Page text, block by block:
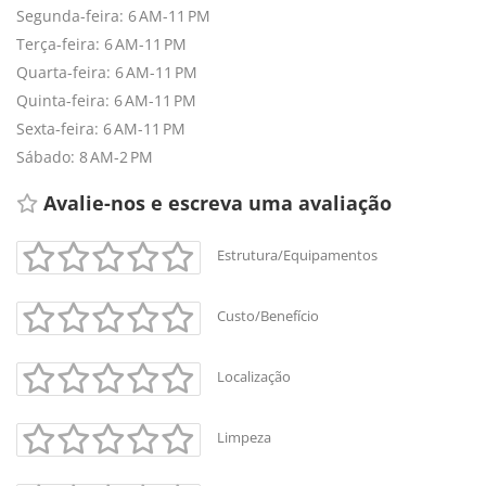
+-
Leaflet
Segunda-feira: 6 AM-11 PM
Terça-feira: 6 AM-11 PM
Quarta-feira: 6 AM-11 PM
Quinta-feira: 6 AM-11 PM
Sexta-feira: 6 AM-11 PM
Sábado: 8 AM-2 PM
Avalie-nos e escreva uma avaliação
Estrutura/Equipamentos
Custo/Benefício
Localização
Limpeza